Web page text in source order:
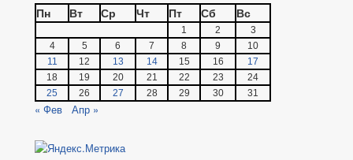
Пн
Вт Ср Чт Пт Сб Вс
1 2
3
4
5 6 7 8 9
10
11
12 13 14 15 16
17
18
19 20 21 22 23
24
25
26 27 28 29 30 31
« Фев Апр »